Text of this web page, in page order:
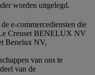
worden uitgelegd.
e-commercediensten die
Creuset BENELUX NV
Benelux NV,
van ons te
van de